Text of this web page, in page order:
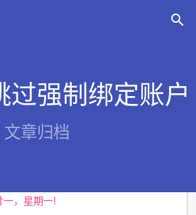

过强制绑定账户
文章归档
五，星期五!
，星期一!